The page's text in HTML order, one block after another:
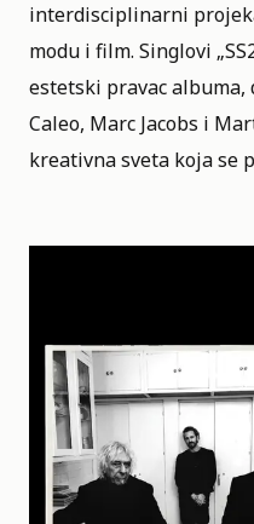
interdisciplinarni
modu i film. Singlovi
estetski pravac albuma,
Caleo, Marc Jacobs i
kreativna sveta koja se